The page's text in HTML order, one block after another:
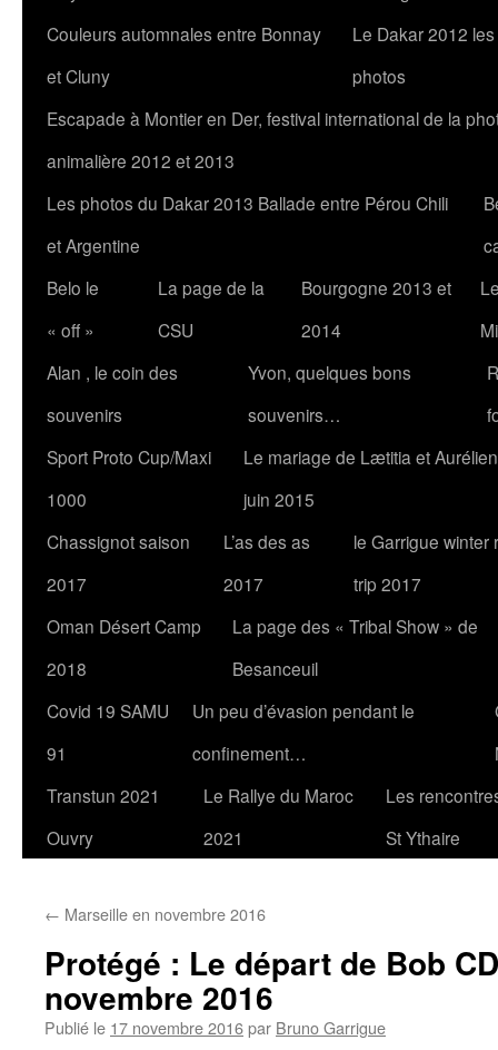
Couleurs automnales entre Bonnay
et Cluny
Le Dakar 2012 les
photos
Escapade à Montier en Der, festival international de la
animalière 2012 et 2013
Les photos du Dakar 2013 Ballade entre Pérou Chili
et Argentine
Belo le
« off »
La page de la
CSU
Bourgogne 2013 et
2014
Alan , le coin des
souvenirs
Yvon, quelques bons
souvenirs…
Sport Proto Cup/Maxi
1000
Le mariage de Lætitia et
juin 2015
Chassignot saison
2017
L’as des as
2017
le Garrigue winter
trip 2017
Oman Désert Camp
2018
La page des « Tribal Show » de
Besanceuil
Covid 19 SAMU
91
Un peu d’évasion pendant le
confinement…
Transtun 2021
Ouvry
Le Rallye du Maroc
2021
Les
St Ythaire
← Marseille en novembre 2016
Protégé : Le départ de Bob
novembre 2016
Publié le 17 novembre 2016par Bruno Garrigue